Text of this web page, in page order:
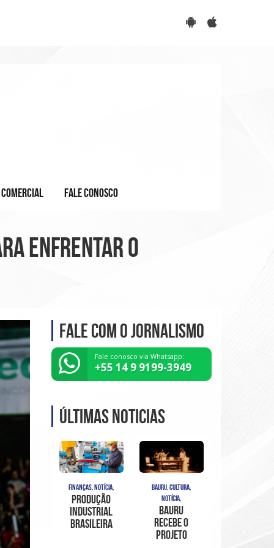
COMERCIAL FALE CONOSCO
enfrentar o
Fale com o Jornalismo
Fale conosco via Whatsapp:
+55 14 9 9199-3949
Últimas noticias
FINANÇAS, NOTÍCIA,
Produção
industrial
brasileira
BAURU, CULTURA,
NOTÍCIA,
Bauru
recebe o
projeto